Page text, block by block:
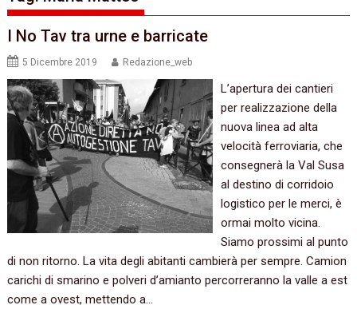
I No Tav tra urne e barricate
5 Dicembre 2019 Redazione_web
L’apertura dei cantieri
per realizzazione della
nuova linea ad alta
velocità ferroviaria, che
consegnerà la Val Susa
al destino di corridoio
logistico per le merci, è
ormai molto vicina.
Siamo prossimi al punto
di non ritorno. La vita degli abitanti cambierà per sempre. Camion
carichi di smarino e polveri d’amianto percorreranno la valle a est
come a ovest, mettendo a…